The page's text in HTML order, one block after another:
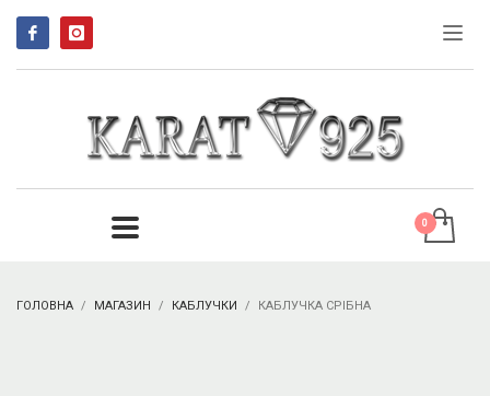
ГОЛОВНА МАГАЗИН КАБЛУЧКИ КАБЛУЧКА СРІБНА